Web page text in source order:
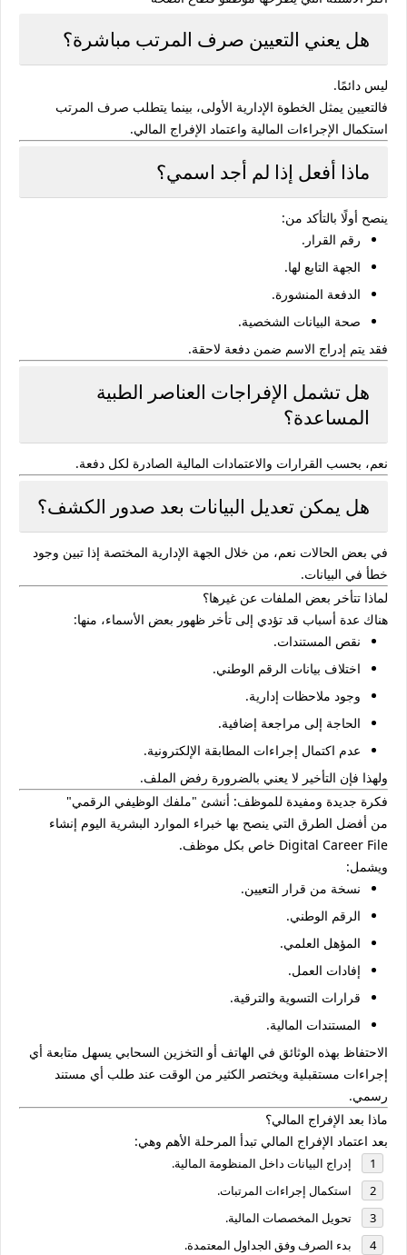
هل يعني التعيين صرف المرتب مباشرة؟
ليس دائمًا.
فالتعيين يمثل الخطوة الإدارية الأولى، بينما يتطلب صرف المرتب
استكمال الإجراءات المالية واعتماد الإفراج المالي.
ماذا أفعل إذا لم أجد اسمي؟
ينصح أولًا بالتأكد من:
رقم القرار.
الجهة التابع لها.
الدفعة المنشورة.
صحة البيانات الشخصية.
فقد يتم إدراج الاسم ضمن دفعة لاحقة.
هل تشمل الإفراجات العناصر الطبية
المساعدة؟
نعم، بحسب القرارات والاعتمادات المالية الصادرة لكل دفعة.
هل يمكن تعديل البيانات بعد صدور الكشف؟
في بعض الحالات نعم، من خلال الجهة الإدارية المختصة إذا تبين وجود
خطأ في البيانات.
لماذا تتأخر بعض الملفات عن غيرها؟
هناك عدة أسباب قد تؤدي إلى تأخر ظهور بعض الأسماء، منها:
نقص المستندات.
اختلاف بيانات الرقم الوطني.
وجود ملاحظات إدارية.
الحاجة إلى مراجعة إضافية.
عدم اكتمال إجراءات المطابقة الإلكترونية.
ولهذا فإن التأخير لا يعني بالضرورة رفض الملف.
فكرة جديدة ومفيدة للموظف: أنشئ "ملفك الوظيفي الرقمي"
من أفضل الطرق التي ينصح بها خبراء الموارد البشرية اليوم إنشاء
Digital Career File خاص بكل موظف.
ويشمل:
نسخة من قرار التعيين.
الرقم الوطني.
المؤهل العلمي.
إفادات العمل.
قرارات التسوية والترقية.
المستندات المالية.
الاحتفاظ بهذه الوثائق في الهاتف أو التخزين السحابي يسهل متابعة أي
إجراءات مستقبلية ويختصر الكثير من الوقت عند طلب أي مستند
رسمي.
ماذا بعد الإفراج المالي؟
بعد اعتماد الإفراج المالي تبدأ المرحلة الأهم وهي:
إدراج البيانات داخل المنظومة المالية.
استكمال إجراءات المرتبات.
تحويل المخصصات المالية.
بدء الصرف وفق الجداول المعتمدة.